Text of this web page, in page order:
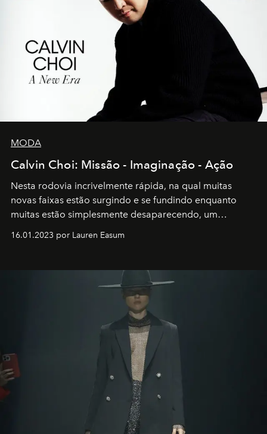
MODA
Calvin Choi: Missão - Imaginação - Ação
Nesta rodovia incrivelmente rápida, na qual muitas
novas faixas estão surgindo e se fundindo enquanto
muitas estão simplesmente desaparecendo, um
transportador AMTD abrindo caminho para muitos
por propósitos, com um claro senso de missão na vida e
16.01.2023 por Lauren Easum